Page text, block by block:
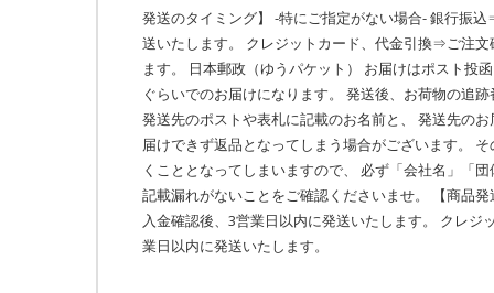
発送のタイミング】 -特にご指定がない場合- 銀行振
送いたします。 クレジットカード、代金引換⇒ご注
ます。 日本郵政（ゆうパケット） お届けはポスト投
ぐらいでのお届けになります。 発送後、お荷物の追
発送先のポストや表札に記載のお名前と、 発送先の
届けできず返品となってしまう場合がございます。
くこととなってしまいますので、 必ず「会社名」「
記載漏れがないことをご確認くださいませ。 【商品
入金確認後、3営業日以内に発送いたします。 クレ
業日以内に発送いたします。